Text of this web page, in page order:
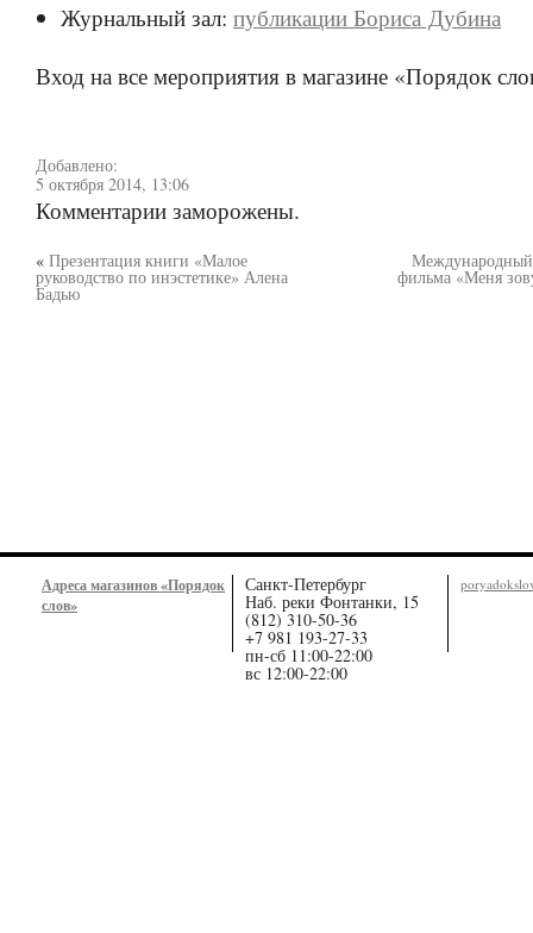
Журнальный зал:публикации Бориса Дубина
Вход на все мероприятия в магазине «Порядок
Добавлено:
5 октября 2014, 13:06
Комментарии заморожены.
« Презентация книги «Малое
руководство по инэстетике» Алена
Бадью
фильма «Меня
Адреса магазинов «Порядок
слов»
Санкт-Петербург
Наб. реки Фонтанки, 15
(812) 310-50-36
+7 981 193-27-33
пн-сб 11:00-22:00
вс 12:00-22:00